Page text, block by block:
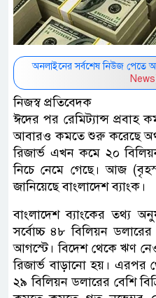
অনলাইনের সর্বশেষ নিউজ পেতে
নিজস্ব প্রতিবেদক
ঈদের পর রেমিট্যান্স প্রবাহ
আবারও কমতে শুরু করেছে
রিজার্ভ এখন কমে ২০
নিচে নেমে গেছে। আজ
জানিয়েছে বাংলাদেশ ব্যাংক।
বাংলাদেশ ব্যাংকের তথ্য
সর্বোচ্চ ৪৮ বিলিয়ন
আগস্টে। বিদেশ থেকে ঋণ
রিজার্ভ বাড়ানো হয়। এরপর
২৯ বিলিয়ন ডলারের বেশি